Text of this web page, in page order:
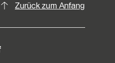
Zurück zum Anfang